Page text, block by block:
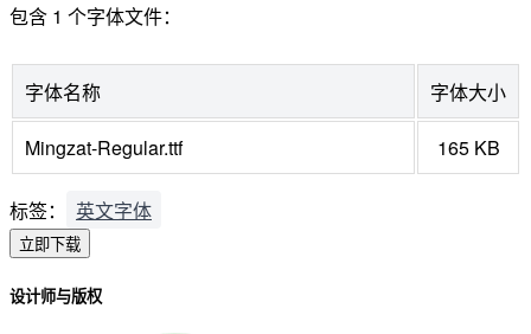
包含 1 个字体文件：
字体名称 字体大小
Mingzat-Regular.ttf 165 KB
标签： 英文字体
立即下载
设计师与版权